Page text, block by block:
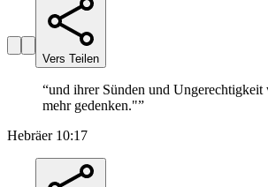
Vers Teilen
“und ihrer Sünden und
mehr gedenken."”
Hebräer 10:17